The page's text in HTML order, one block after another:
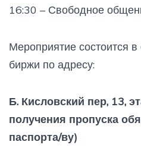
16:30 – Свободное
Мероприятие состоится
биржи по адресу:
Б. Кисловский пер, 13,
получения пропуска
паспорта/ву)